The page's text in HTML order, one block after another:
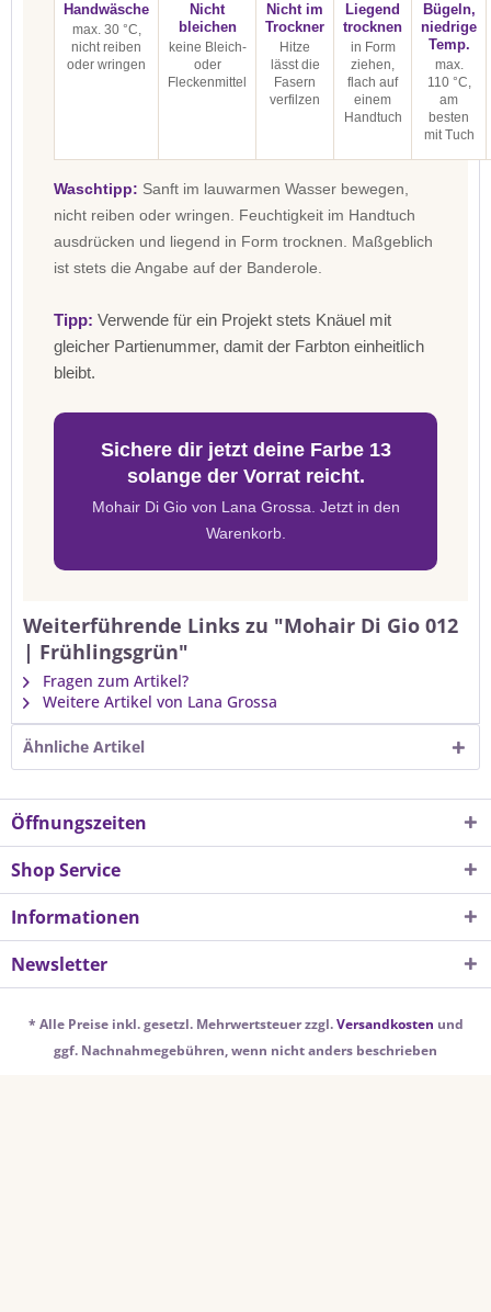
Handwäsche
max. 30 °C,
nicht reiben
oder wringen
Nicht
bleichen
keine Bleich-
oder
Fleckenmittel
Nicht im
Trockner
Hitze
lässt die
Fasern
verfilzen
Liegend
trocknen
in Form
ziehen,
flach auf
einem
Handtuch
Bügeln,
niedrige
Temp.
max.
110 °C,
am
besten
mit Tuch
Waschtipp: Sanft im lauwarmen Wasser bewegen,
nicht reiben oder wringen. Feuchtigkeit im Handtuch
ausdrücken und liegend in Form trocknen. Maßgeblich
ist stets die Angabe auf der Banderole.
Tipp: Verwende für ein Projekt stets Knäuel mit
gleicher Partienummer, damit der Farbton einheitlich
bleibt.
Sichere dir jetzt deine Farbe 13
solange der Vorrat reicht.
Mohair Di Gio von Lana Grossa. Jetzt in den
Warenkorb.
Weiterführende Links zu "Mohair Di Gio 012
| Frühlingsgrün"
Fragen zum Artikel?
Weitere Artikel von Lana Grossa
Ähnliche Artikel
Öffnungszeiten
Shop Service
Informationen
Newsletter
* Alle Preise inkl. gesetzl. Mehrwertsteuer zzgl.Versandkosten und
ggf. Nachnahmegebühren, wenn nicht anders beschrieben